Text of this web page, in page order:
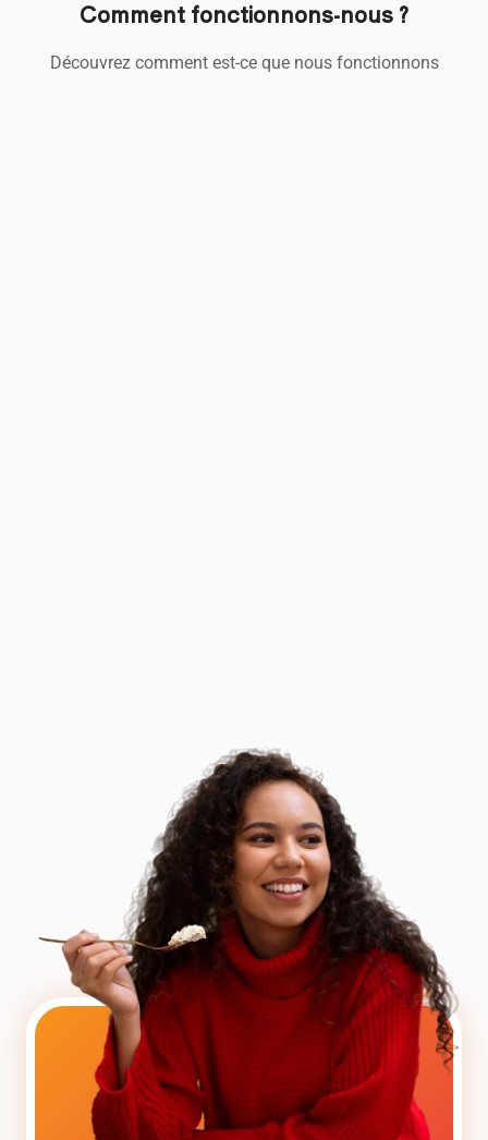
Comment fonctionnons-nous ?
Découvrez comment est-ce que nous fonctionnons